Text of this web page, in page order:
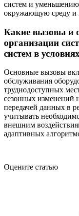
систем и уменьшению
окружающую среду и
Какие вызовы и
организации
систем в
Основные вызовы
обслуживания
труднодоступных
сезонных изменений
передачей данных в
учитывать
внешним
адаптивных
Оцените статью